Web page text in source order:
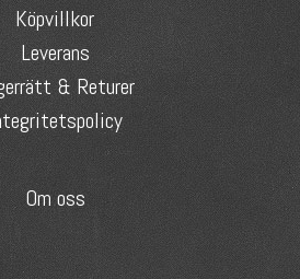
Köpvillkor
Leverans
& Returer
Om oss